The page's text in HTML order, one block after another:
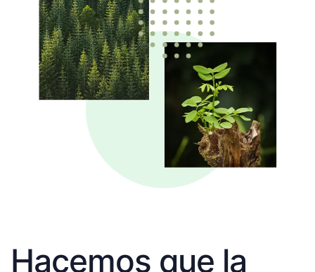
Hacemos que la